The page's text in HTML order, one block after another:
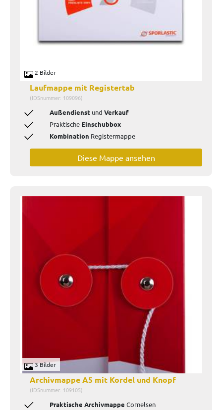
2 Bilder
Laufmappe mit Registertab
(IDSnummer: 109096)
Außendienst und Verkauf
Praktische Einschubbox
Kombination Registermappe
Diese Mappe ansehen
3 Bilder
Archivmappe A5 mit Kordel und Knopf
(IDSnummer: 109105)
Praktische Archivmappe Cornelsen